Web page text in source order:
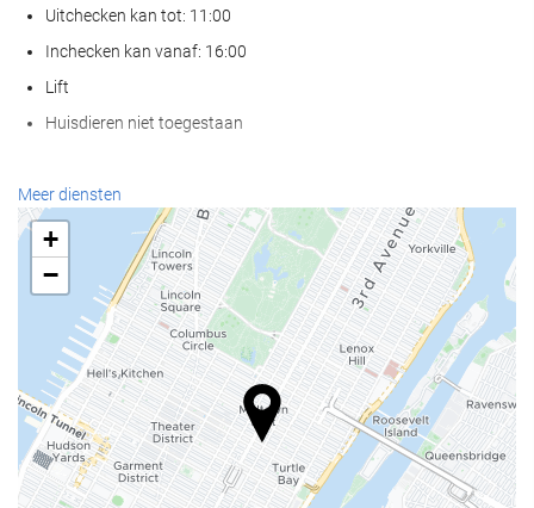
Uitchecken kan tot: 11:00
Inchecken kan vanaf: 16:00
Lift
Huisdieren niet toegestaan
Receptiediensten
24-uursreceptie
Bagageopslag
Huishoudelijke diensten
Wasservice
Wellness
Gymzaal
Meer diensten
+
−